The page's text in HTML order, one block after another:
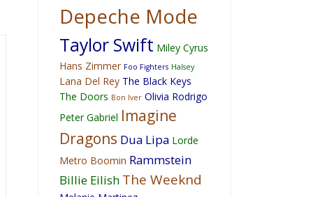
Depeche Mode
Taylor Swift Miley Cyrus
Hans Zimmer Foo Fighters Halsey
Lana Del Rey The Black Keys
The Doors Bon Iver Olivia Rodrigo
Peter Gabriel Imagine
Dragons Dua Lipa Lorde
Metro Boomin Rammstein
Billie Eilish The Weeknd